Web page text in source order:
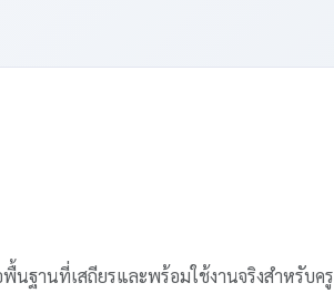
พื้นฐานที่เสถียรและพร้อมใช้งานจริงสำหรับครู